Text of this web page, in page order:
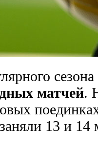
матчей.
13 и